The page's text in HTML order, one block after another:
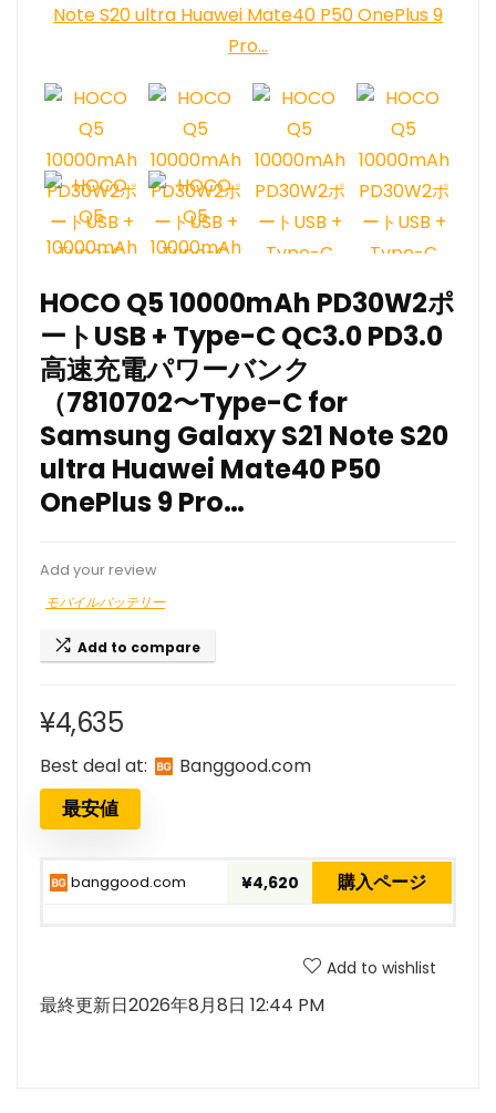
HOCO Q5 10000mAh PD30W2ポ
ートUSB + Type-C QC3.0 PD3.0
高速充電パワーバンク
（7810702〜Type-C for
Samsung Galaxy S21 Note S20
ultra Huawei Mate40 P50
OnePlus 9 Pro…
Add your review
モバイルバッテリー
Add to compare
¥4,635
Best deal at: banggood.com
最安値
banggood.com ¥4,620 購入ページ
Add to wishlist
最終更新日2026年8月8日 12:44 PM